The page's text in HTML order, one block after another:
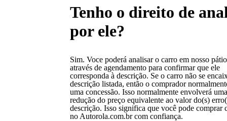
Tenho o direito de
por ele?
Sim. Voce poderá analisar o carro em nosso pátio
através de agendamento para confirmar que ele
corresponda à descrição. Se o carro não se
descrição listada, então o comprador
uma concessão. Isso normalmente envolverá uma
redução do preço equivalente ao valor do(s)
descrição. Isso significa que você pode comprar
no Autorola.com.br com confiança.